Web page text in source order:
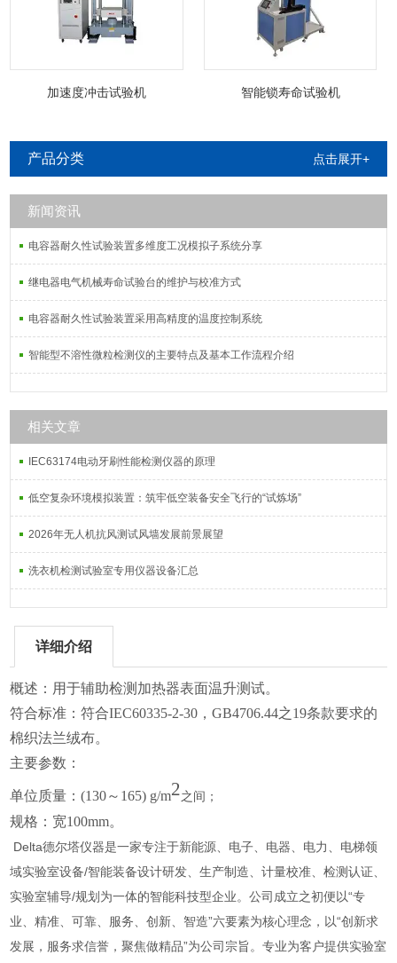
加速度冲击试验机 智能锁寿命试验机
产品分类 点击展开+
新闻资讯
电容器耐久性试验装置多维度工况模拟子系统分享
继电器电气机械寿命试验台的维护与校准方式
电容器耐久性试验装置采用高精度的温度控制系统
智能型不溶性微粒检测仪的主要特点及基本工作流程介绍
相关文章
IEC63174电动牙刷性能检测仪器的原理
低空复杂环境模拟装置：筑牢低空装备安全飞行的“试炼场”
2026年无人机抗风测试风墙发展前景展望
洗衣机检测试验室专用仪器设备汇总
详细介绍
概述：用于辅助检测加热器表面温升测试。
符合标准：符合IEC60335-2-30，GB4706.44之19条款要求的
棉织法兰绒布。
主要参数：
单位质量：(130～ 165) g/m2之间；
规格：宽100mm。
Delta德尔塔仪器是一家专注于新能源、电子、电器、电力、电梯领
域实验室设备/智能装备设计研发、生产制造、计量校准、检测认证、
实验室辅导/规划为一体的智能科技型企业。公司成立之初便以“专
业、精准、可靠、服务、创新、智造”六要素为核心理念，以“创新求
发展，服务求信誉，聚焦做精品”为公司宗旨。专业为客户提供实验室